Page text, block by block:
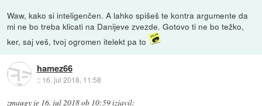
Waw, kako si inteligenčen. A lahko spišeš te kontra argumente da
mi ne bo treba klicati na Danijeve zvezde. Gotovo ti ne bo težko,
ker, saj veš, tvoj ogromen itelekt pa to
hamez66
:: 16. jul 2018, 11:58
zmaugy je 16. jul 2018 ob 10:59izjavil: